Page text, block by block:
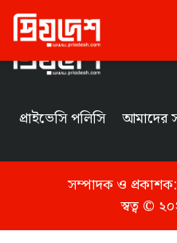
Tag
প্রাইভেসি পলিসি আমাদের
সম্পাদক ও প্রকাশক:
স্বত্ব ©